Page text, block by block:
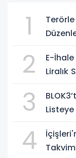
1
2
E-
Liralık
3
4